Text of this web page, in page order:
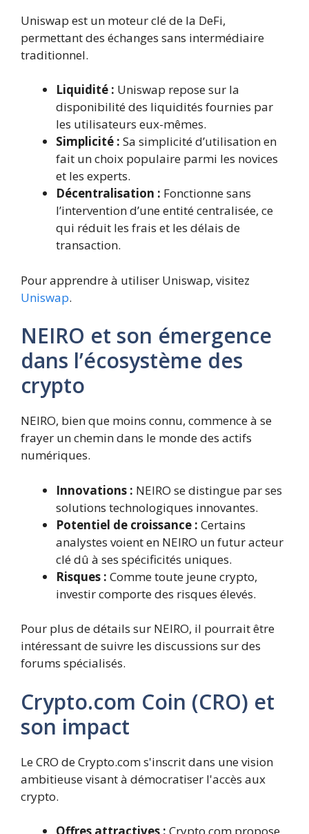
Uniswap est un moteur clé de la DeFi,
permettant des échanges sans intermédiaire
traditionnel.
Liquidité : Uniswap repose sur la
disponibilité des liquidités fournies par
les utilisateurs eux-mêmes.
Simplicité : Sa simplicité d’utilisation en
fait un choix populaire parmi les novices
et les experts.
Décentralisation : Fonctionne sans
l’intervention d’une entité centralisée, ce
qui réduit les frais et les délais de
transaction.
Pour apprendre à utiliser Uniswap, visitez
Uniswap.
NEIRO et son émergence
dans l’écosystème des
crypto
NEIRO, bien que moins connu, commence à se
frayer un chemin dans le monde des actifs
numériques.
Innovations : NEIRO se distingue par ses
solutions technologiques innovantes.
Potentiel de croissance : Certains
analystes voient en NEIRO un futur acteur
clé dû à ses spécificités uniques.
Risques : Comme toute jeune crypto,
investir comporte des risques élevés.
Pour plus de détails sur NEIRO, il pourrait être
intéressant de suivre les discussions sur des
forums spécialisés.
Crypto.com Coin (CRO) et
son impact
Le CRO de Crypto.com s'inscrit dans une vision
ambitieuse visant à démocratiser l'accès aux
crypto.